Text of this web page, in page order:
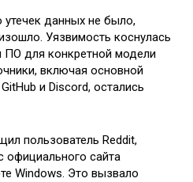
утечек данных не было,
Уязвимость коснулась
ПО для конкретной модели
включая основной
и Discord, остались
пользователь Reddit,
официального сайта
Windows. Это вызвало